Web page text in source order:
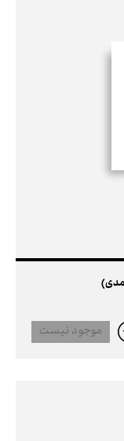
موجود نیست